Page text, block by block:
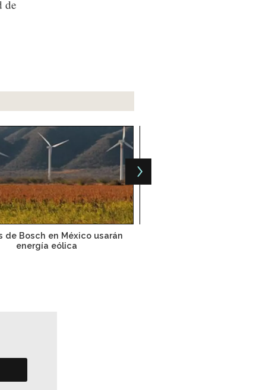
de
de Bosch en México usarán
energía eólica